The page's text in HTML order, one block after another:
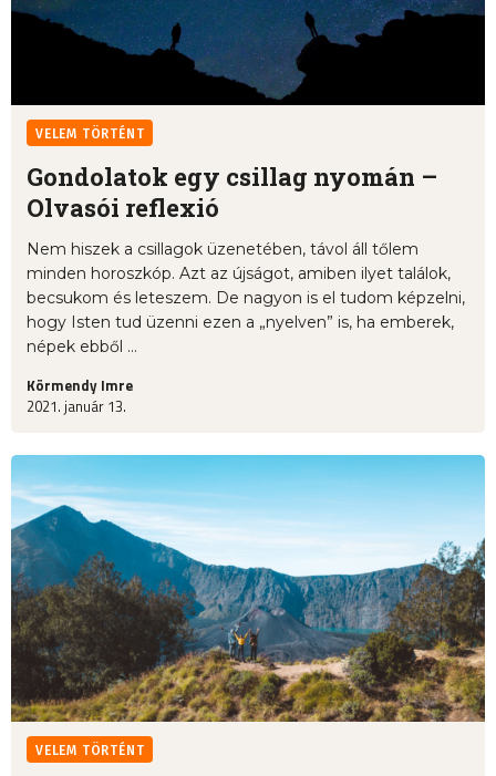
VELEM TÖRTÉNT
Gondolatok egy csillag nyomán –
Olvasói reflexió
Nem hiszek a csillagok üzenetében, távol áll tőlem
minden horoszkóp. Azt az újságot, amiben ilyet találok,
becsukom és leteszem. De nagyon is el tudom képzelni,
hogy Isten tud üzenni ezen a „nyelven” is, ha emberek,
népek ebből ...
Körmendy Imre
2021. január 13.
VELEM TÖRTÉNT